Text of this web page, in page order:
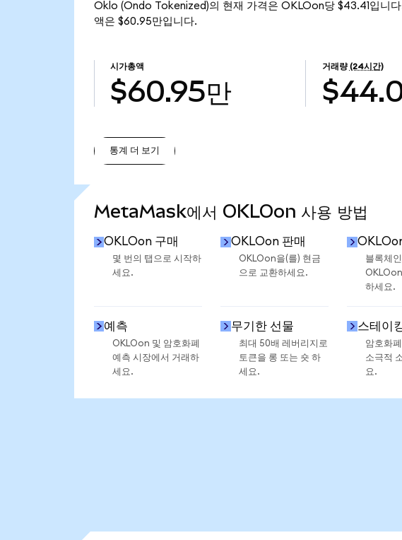
Oklo (Ondo Tokenized)의 현재 가격은 OKLOon당 $43.41입니
액은 $60.95만입니다.
시가총액
$60.95만
거래량 (24시간)
통계 더 보기
MetaMask에서 OKLOon 사용 방법
OKLOon 구매
몇 번의 탭으로 시작하
세요.
OKLOon 판매
OKLOon을(를) 현금
으로 교환하세요.
블록체
하세요.
예측
OKLOon 및 암호화폐
예측 시장에서 거래하
세요.
무기한 선물
최대 50배 레버리지로
토큰을 롱 또는 숏 하
세요.
스테이
암호화
소극적
요.